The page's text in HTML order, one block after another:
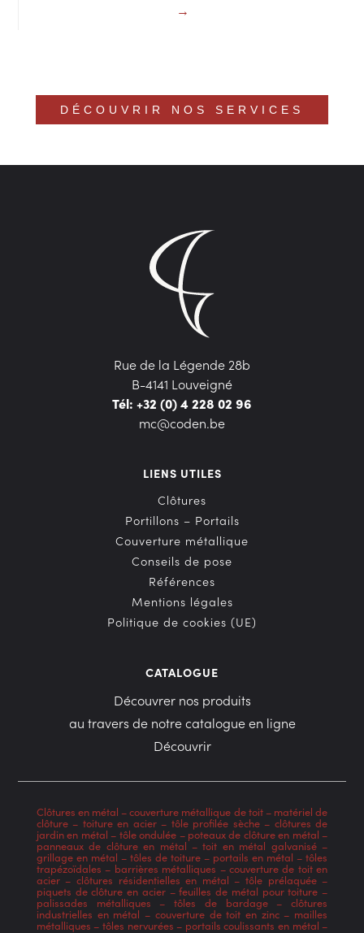
DÉCOUVRIR NOS SERVICES
Rue de la Légende 28b
B-4141 Louveigné
Tél: +32 (0) 4 228 02 96
mc@coden.be
LIENS UTILES
Clôtures
Portillons – Portails
Couverture métallique
Conseils de pose
Références
Mentions légales
Politique de cookies (UE)
CATALOGUE
Découvrer nos produits
au travers de notre catalogue en ligne
Découvrir
Clôtures en métal–couverture métallique de toit– matériel de
clôture– toiture en acier– tôle profilée sèche– clôtures de
jardin en métal – tôle ondulée – poteaux de clôture en métal –
panneaux de clôture en métal–toit en métal galvanisé–
grillage en métal – tôles de toiture – portails en métal –tôles
trapézoïdales – barrières métalliques – couverture de toit en
acier– clôtures résidentielles en métal – tôle prélaquée–
piquets de clôture en acier–feuilles de métal pour toiture –
palissades métalliques –tôles de bardage–clôtures
industrielles en métal – couverture de toit en zinc– mailles
métalliques – tôles nervurées – portails coulissants en métal –